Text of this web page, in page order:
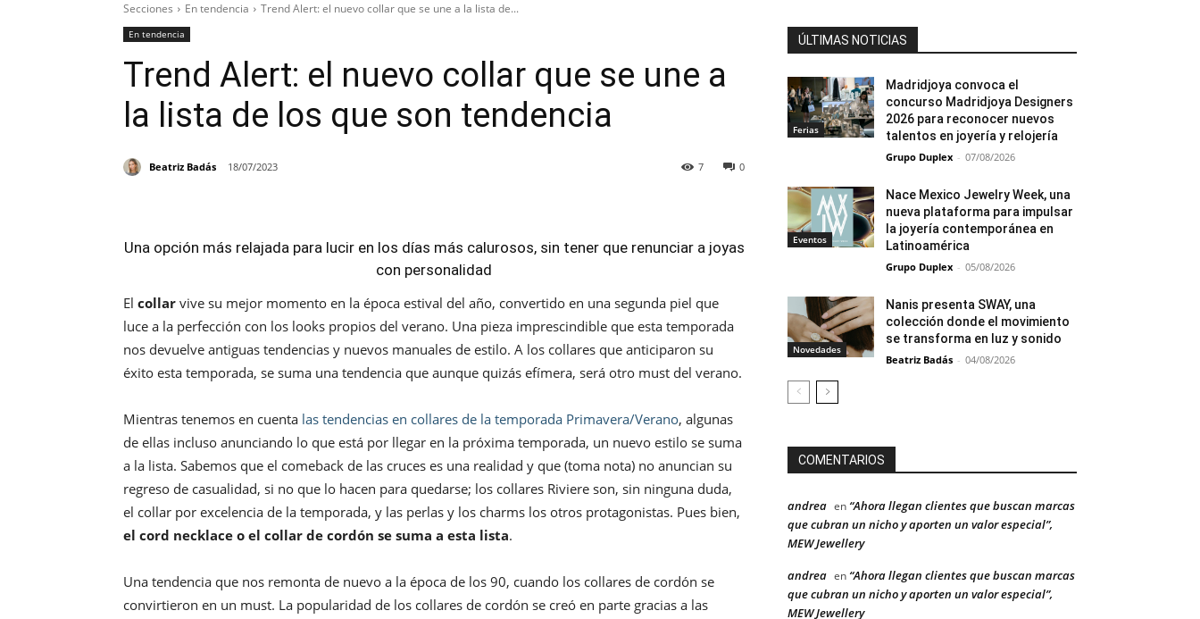
Secciones En tendencia Trend Alert: el nuevo collar que se une a la lista de...
En tendencia
Trend Alert: el nuevo collar que se une a
la lista de los que son tendencia
Beatriz Badás 18/07/2023 0
7
Una opción más relajada para lucir en los días más calurosos, sin tener que renunciar a joyas
con personalidad
El collar vive su mejor momento en la época estival del año, convertido en una segunda piel que
luce a la perfección con los looks propios del verano. Una pieza imprescindible que esta temporada
nos devuelve antiguas tendencias y nuevos manuales de estilo. A los collares que anticiparon su
éxito esta temporada, se suma una tendencia que aunque quizás efímera, será otro must del verano.
Mientras tenemos en cuenta las tendencias en collares de la temporada Primavera/Verano, algunas
de ellas incluso anunciando lo que está por llegar en la próxima temporada, un nuevo estilo se suma
a la lista. Sabemos que el comeback de las cruces es una realidad y que (toma nota) no anuncian su
regreso de casualidad, si no que lo hacen para quedarse; los collares Riviere son, sin ninguna duda,
el collar por excelencia de la temporada, y las perlas y los charms los otros protagonistas. Pues bien,
el cord necklace o el collar de cordón se suma a esta lista.
Una tendencia que nos remonta de nuevo a la época de los 90, cuando los collares de cordón se
convirtieron en un must. La popularidad de los collares de cordón se creó en parte gracias a las
ÚLTIMAS NOTICIAS
Ferias
Madridjoya convoca el
concurso Madridjoya Designers
2026 para reconocer nuevos
talentos en joyería y relojería
Grupo Duplex - 07/08/2026
Eventos
Nace Mexico Jewelry Week, una
nueva plataforma para impulsar
la joyería contemporánea en
Latinoamérica
Grupo Duplex - 05/08/2026
Novedades
Nanis presenta SWAY, una
colección donde el movimiento
se transforma en luz y sonido
Beatriz Badás - 04/08/2026
COMENTARIOS
andrea en “Ahora llegan clientes que buscan marcas
que cubran un nicho y aporten un valor especial”,
MEW Jewellery
andrea en “Ahora llegan clientes que buscan marcas
que cubran un nicho y aporten un valor especial”,
MEW Jewellery